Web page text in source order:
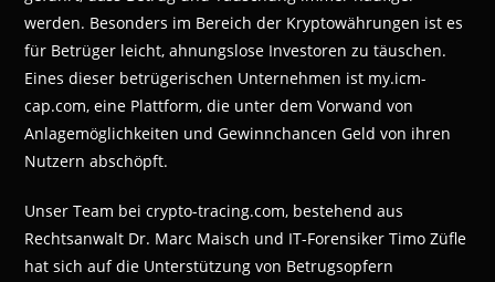
werden. Besonders im Bereich der Kryptowährungen ist es
für Betrüger leicht, ahnungslose Investoren zu täuschen.
Eines dieser betrügerischen Unternehmen ist my.icm-
cap.com, eine Plattform, die unter dem Vorwand von
Anlagemöglichkeiten und Gewinnchancen Geld von ihren
Nutzern abschöpft.
Unser Team bei crypto-tracing.com, bestehend aus
Rechtsanwalt Dr. Marc Maisch und IT-Forensiker Timo Züfle
hat sich auf die Unterstützung von Betrugsopfern